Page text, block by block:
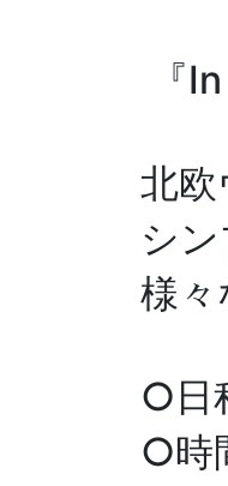
『
北欧
シ
様々
○日
○時